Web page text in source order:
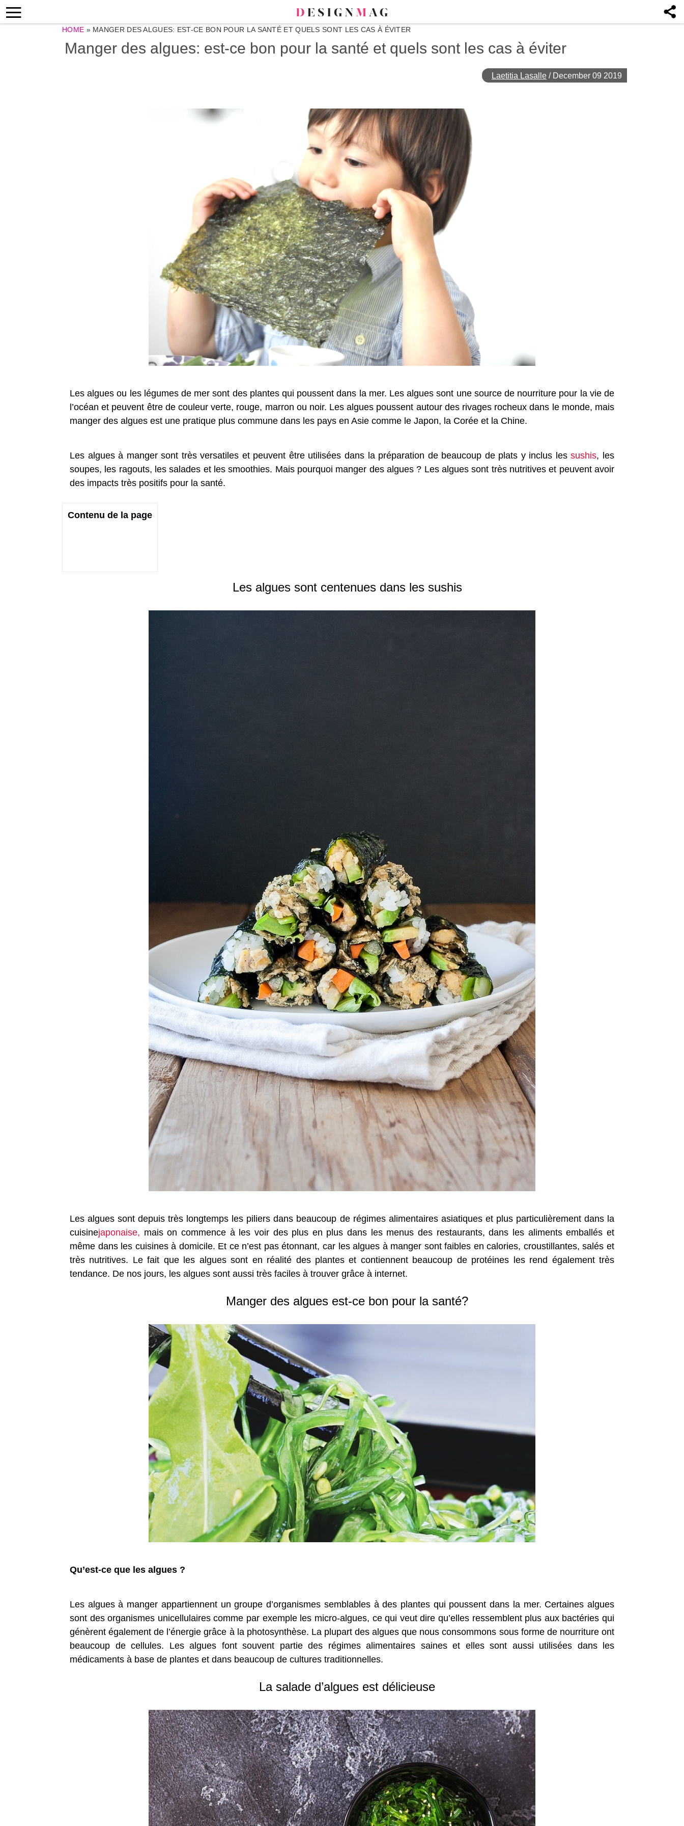
HOME » MANGER DES ALGUES: EST-CE BON POUR LA SANTÉ ET QUELS SONT LES CAS À ÉVITER
Manger des algues: est-ce bon pour la santé et quels sont les cas à éviter
Laetitia Lasalle / December 09 2019
Les algues ou les légumes de mer sont des plantes qui poussent dans la mer. Les algues sont une source de nourriture pour la vie de
l’océan et peuvent être de couleur verte, rouge, marron ou noir. Les algues poussent autour des rivages rocheux dans le monde, mais
manger des algues est une pratique plus commune dans les pays en Asie comme le Japon, la Corée et la Chine.
Les algues à manger sont très versatiles et peuvent être utilisées dans la préparation de beaucoup de plats y inclus lessushis, les
soupes, les ragouts, les salades et les smoothies. Mais pourquoi manger des algues ? Les algues sont très nutritives et peuvent avoir
des impacts très positifs pour la santé.
Contenu de la page
Les algues sont centenues dans les sushis
Les algues sont depuis très longtemps les piliers dans beaucoup de régimes alimentaires asiatiques et plus particulièrement dans la
cuisinejaponaise, mais on commence à les voir des plus en plus dans les menus des restaurants, dans les aliments emballés et
même dans les cuisines à domicile. Et ce n’est pas étonnant, car les algues à manger sont faibles en calories, croustillantes, salés et
très nutritives. Le fait que les algues sont en réalité des plantes et contiennent beaucoup de protéines les rend également très
tendance. De nos jours, les algues sont aussi très faciles à trouver grâce à internet.
Manger des algues est-ce bon pour la santé?
Qu’est-ce que les algues ?
Les algues à manger appartiennent un groupe d’organismes semblables à des plantes qui poussent dans la mer. Certaines algues
sont des organismes unicellulaires comme par exemple les micro-algues, ce qui veut dire qu’elles ressemblent plus aux bactéries qui
génèrent également de l’énergie grâce à la photosynthèse. La plupart des algues que nous consommons sous forme de nourriture ont
beaucoup de cellules. Les algues font souvent partie des régimes alimentaires saines et elles sont aussi utilisées dans les
médicaments à base de plantes et dans beaucoup de cultures traditionnelles.
La salade d’algues est délicieuse